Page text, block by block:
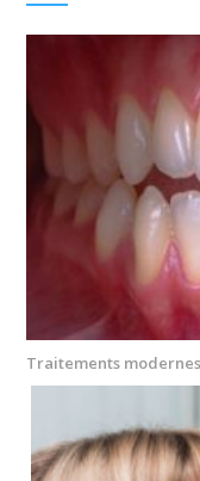
Traitements